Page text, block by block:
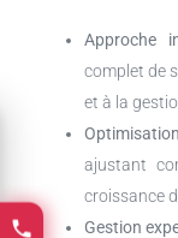
Approche
complet de
et à la
ajustant
croissance
Gestion